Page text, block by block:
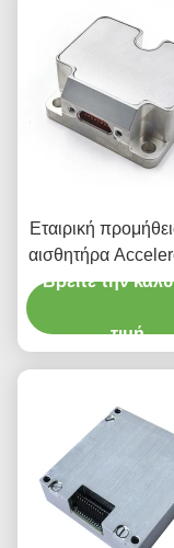
Εταιρική
αισθητήρα
Stim300
Βρείτε την
τιμή